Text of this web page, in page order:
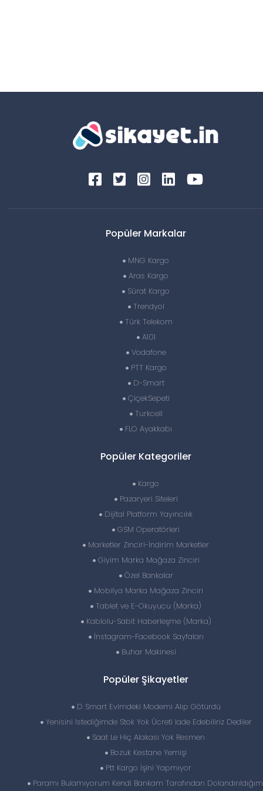
Popüler Markalar
MNG Kargo
Aras Kargo
Sürat Kargo
Trendyol
Türk Telekom
A101
Vodafone
PTT Kargo
D-Smart
ÇiçekSepeti
Turkcell
FLO Ayakkabı
Popüler Kategoriler
Kargo
Pazaryeri Siteleri
Dijital Platform Yayıncılık
GSM Operatörleri
Marketler Zinciri-İndirim Marketler
Giyim Marka Mağaza Zinciri
Özel Bankalar
Mobilya Marka Mağaza Zinciri
Tablet ve E-Okuyucu (Marka)
Kablolu-Sabit Haberleşme (Marka)
İnstagram-Facebook Sayfaları
Buhar Makinesi
Popüler Şikayetler
D Smart Evimdeki Modemi Alıp Götürdü
Yenisini Istediğimde Stok Yok Ücreti Iade Edebiliriz Dediler
Saat Le Hiç Alakası Yok Resmen
Bozuk Kestane Yemişi
Ptt Kargo İşini Yapmıyor
Paramı Bulamıyorum Kendi Bankam Tarafından